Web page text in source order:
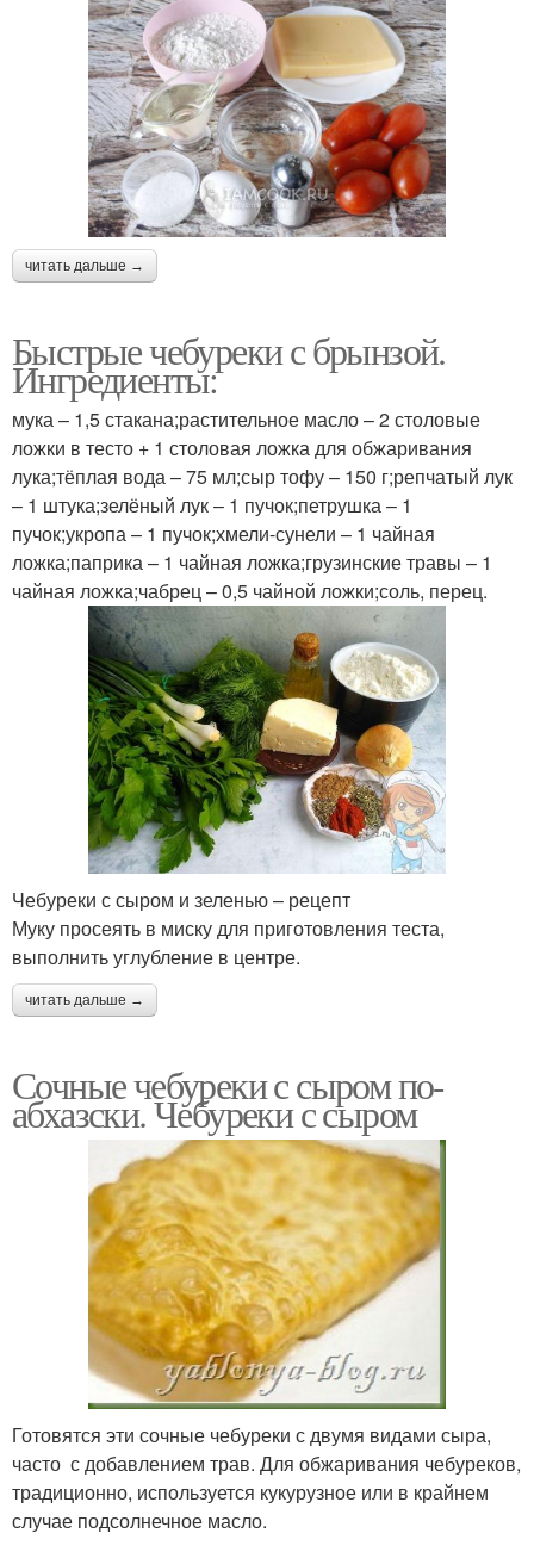
читать дальше →
Быстрые чебуреки с брынзой.
Ингредиенты:
мука – 1,5 стакана;растительное масло – 2 столовые
ложки в тесто + 1 столовая ложка для обжаривания
лука;тёплая вода – 75 мл;сыр тофу – 150 г;репчатый лук
– 1 штука;зелёный лук – 1 пучок;петрушка – 1
пучок;укропа – 1 пучок;хмели-сунели – 1 чайная
ложка;паприка – 1 чайная ложка;грузинские травы – 1
чайная ложка;чабрец – 0,5 чайной ложки;соль, перец.
Чебуреки с сыром и зеленью – рецепт
Муку просеять в миску для приготовления теста,
выполнить углубление в центре.
читать дальше →
Сочные чебуреки с сыром по-
абхазски. Чебуреки с сыром
Готовятся эти сочные чебуреки с двумя видами сыра,
часто с добавлением трав. Для обжаривания чебуреков,
традиционно, используется кукурузное или в крайнем
случае подсолнечное масло.